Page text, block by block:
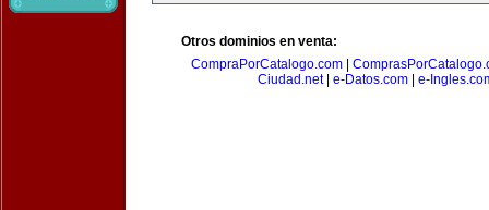
Otros dominios en venta:
CompraPorCatalogo.com|
Ciudad.net| e-Datos.com e-